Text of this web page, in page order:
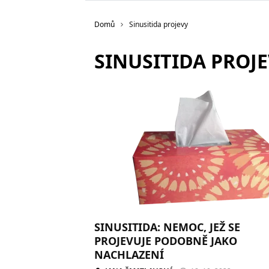
Domů Sinusitida projevy
SINUSITIDA
SINUSITIDA: NEMOC, JEŽ SE
PROJEVUJE PODOBNĚ JAKO
NACHLAZENÍ